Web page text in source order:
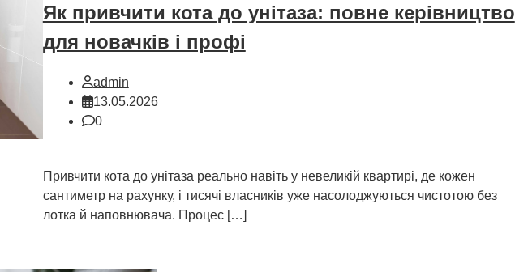
Як привчити кота до унітаза: повне керівництво
для новачків і профі
admin
13.05.2026
0
Привчити кота до унітаза реально навіть у невеликій квартирі, де кожен
сантиметр на рахунку, і тисячі власників уже насолоджуються чистотою без
лотка й наповнювача. Процес […]